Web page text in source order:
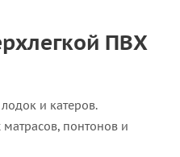
ПВХ
и катеров.
понтонов и